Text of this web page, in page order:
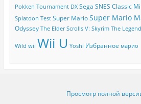
Pokken Tournament DX Sega SNES Classic
Splatoon Test Super Mario Super Mario
Odyssey The Elder Scrolls V: Skyrim The
Wild wii Wii U Yoshi Избранное марио
Просмотр полной